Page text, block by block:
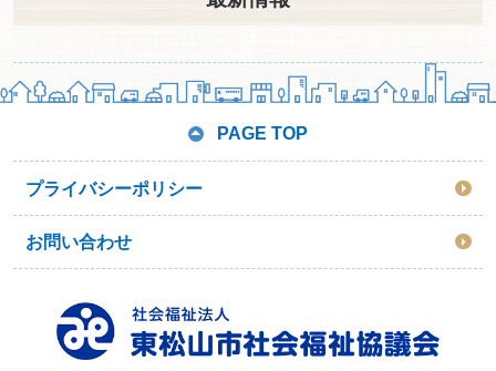
PAGE TOP
プライバシーポリシー
お問い合わせ